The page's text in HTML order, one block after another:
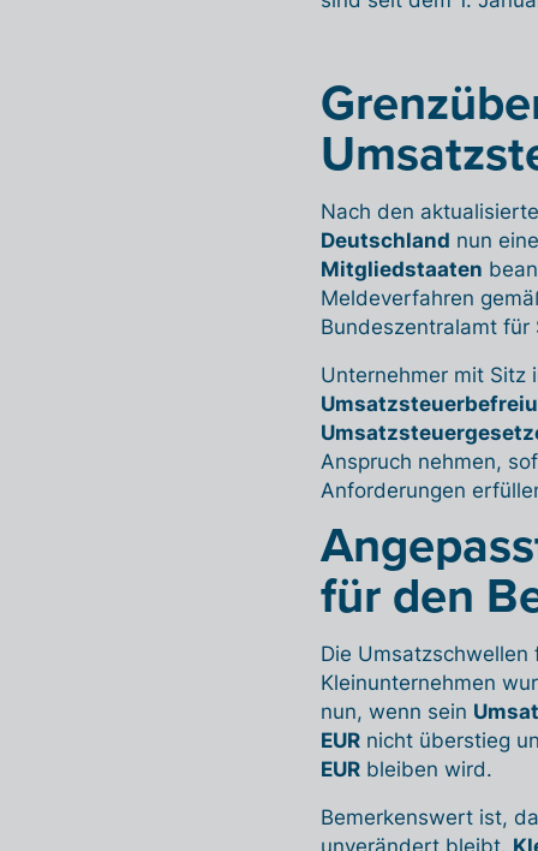
Nach den
Deutschland nun
Mitgliedstaaten
Meldeverfahren
Bundeszentralamt
Unternehmer mit Sitz
Anspruch nehmen,
Anforderungen
für den
Die
Kleinunternehmen
nun, wenn sein
EUR nicht überstieg
EUR bleiben wird.
Bemerkenswert ist,